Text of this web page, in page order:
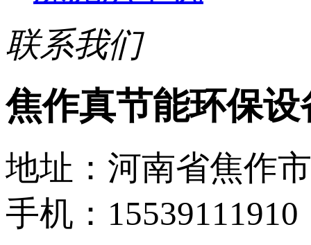
联系我们
焦作真节能环保
地址：河南省焦作
手机：15539111910